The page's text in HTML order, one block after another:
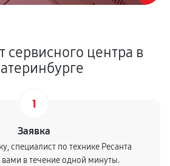
сервисного центра в
1
Заявка
специалист по технике Ресанта
вами в течение одной минуты.